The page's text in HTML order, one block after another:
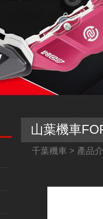
山葉機車
千葉機車 > 產品